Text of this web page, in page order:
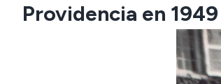
Providencia en 1949